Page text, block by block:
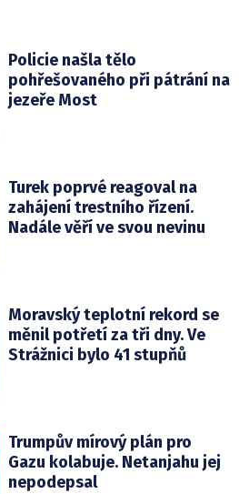
Policie našla tělo
pohřešovaného při pátrání na
jezeře Most
Turek poprvé reagoval na
zahájení trestního řízení.
Nadále věří ve svou nevinu
Moravský teplotní rekord se
měnil potřetí za tři dny. Ve
Strážnici bylo 41 stupňů
Trumpův mírový plán pro
Gazu kolabuje. Netanjahu jej
nepodepsal